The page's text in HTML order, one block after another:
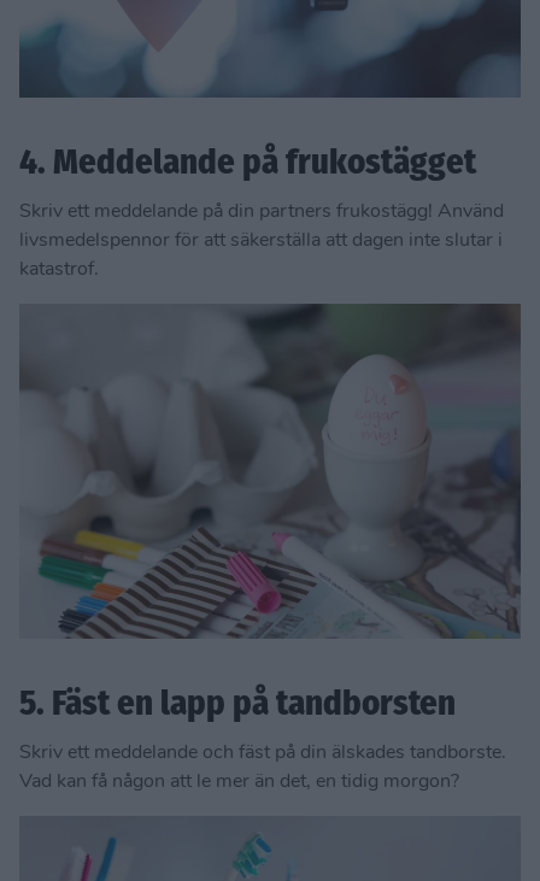
4. Meddelande på frukostägget
Skriv ett meddelande på din partners frukostägg! Använd
livsmedelspennor för att säkerställa att dagen inte slutar i
katastrof.
5. Fäst en lapp på tandborsten
Skriv ett meddelande och fäst på din älskades tandborste.
Vad kan få någon att le mer än det, en tidig morgon?